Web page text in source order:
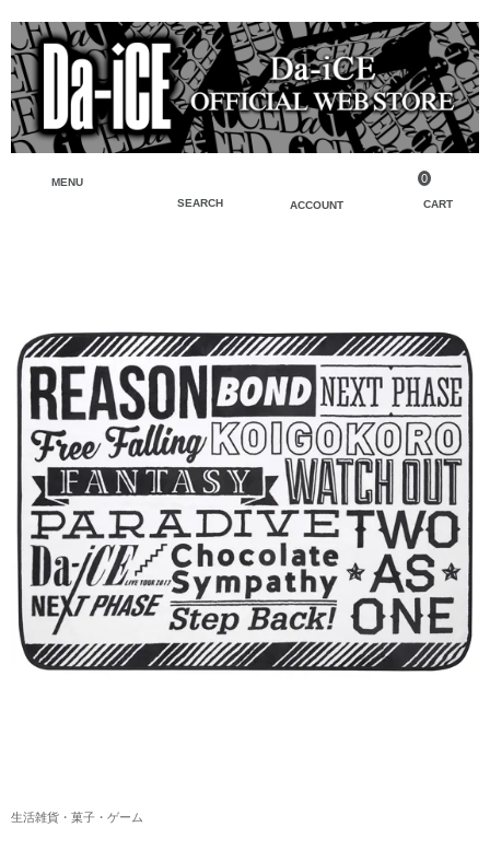
MENU
SEARCH
ACCOUNT CART
0
Tシャツ・シャツ
パーカー・スウェット・ブルゾン
バッグ・ポーチ
キーホルダー・チャーム
アクリルスタンド・アクセサリー・帽子
缶バッジ・ステッカー
生活雑貨・菓子・ゲーム
工藤大輝グッズ
和田颯｜Wagic Hour Worksグッズ
ログイン
生活雑貨・菓子・ゲーム